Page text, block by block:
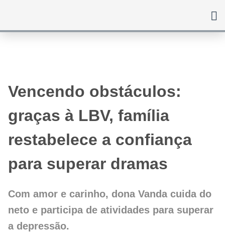
Vencendo obstáculos:
graças à LBV, família
restabelece a confiança
para superar dramas
Com amor e carinho, dona Vanda cuida do
neto e participa de atividades para superar
a depressão.